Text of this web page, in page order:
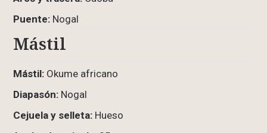
Puente: Nogal
Mástil
Mástil: Okume africano
Diapasón: Nogal
Cejuela y selleta: Hueso